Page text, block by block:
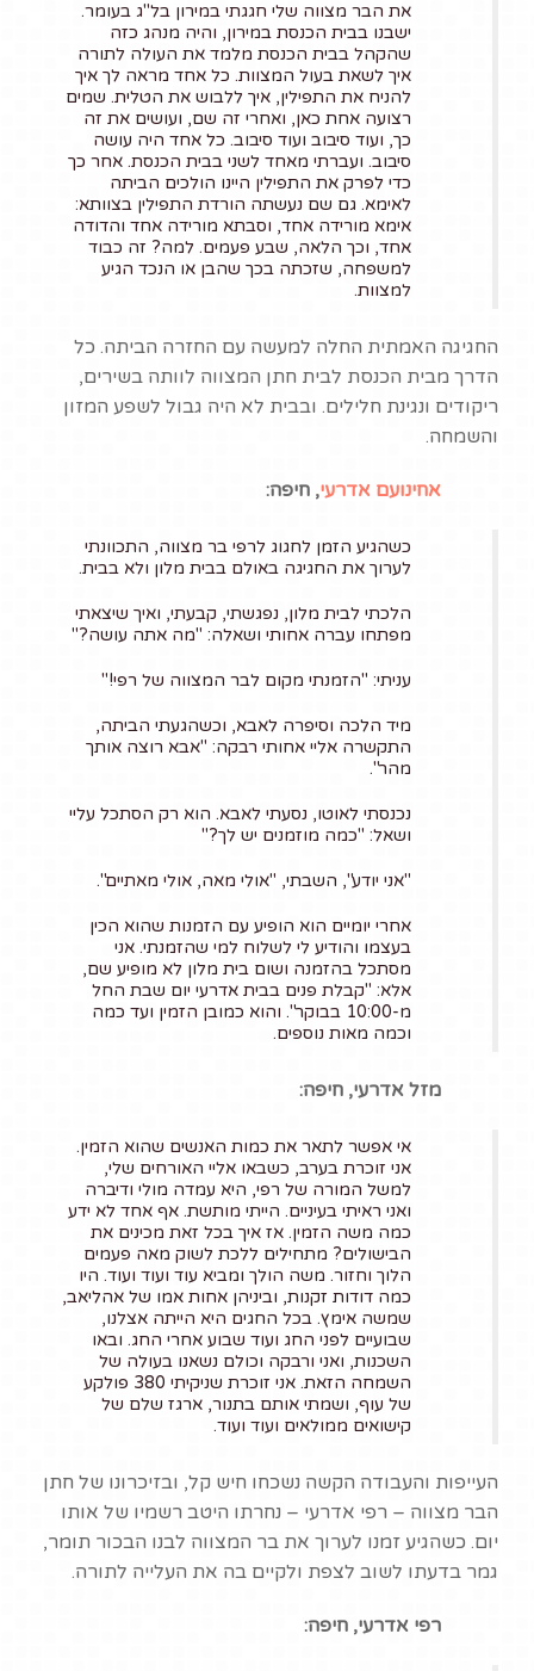
את הבר מצווה שלי חגגתי במירון בל"ג בעומר.
ישבנו בבית הכנסת במירון, והיה מנהג כזה
שהקהל בבית הכנסת מלמד את העולה לתורה
איך לשאת בעול המצוות. כל אחד מראה לך איך
להניח את התפילין, איך ללבוש את הטלית. שמים
רצועה אחת כאן, ואחרי זה שם, ועושים את זה
כך, ועוד סיבוב ועוד סיבוב. כל אחד היה עושה
סיבוב. ועברתי מאחד לשני בבית הכנסת. אחר כך
כדי לפרק את התפילין היינו הולכים הביתה
לאימא. גם שם נעשתה הורדת התפילין בצוותא:
אימא מורידה אחד, וסבתא מורידה אחד והדודה
אחד, וכך הלאה, שבע פעמים. למה? זה כבוד
למשפחה, שזכתה בכך שהבן או הנכד הגיע
למצוות.
החגיגה האמתית החלה למעשה עם החזרה הביתה. כל
הדרך מבית הכנסת לבית חתן המצווה לוותה בשירים,
ריקודים ונגינת חלילים. ובבית לא היה גבול לשפע המזון
והשמחה.
אחינועם אדרעי, חיפה:
כשהגיע הזמן לחגוג לרפי בר מצווה, התכוונתי
לערוך את החגיגה באולם בבית מלון ולא בבית.
הלכתי לבית מלון, נפגשתי, קבעתי, ואיך שיצאתי
מפתחו עברה אחותי ושאלה: "מה אתה עושה?"
עניתי: "הזמנתי מקום לבר המצווה של רפי!"
מיד הלכה וסיפרה לאבא, וכשהגעתי הביתה,
התקשרה אליי אחותי רבקה: "אבא רוצה אותך
מהר".
נכנסתי לאוטו, נסעתי לאבא. הוא רק הסתכל עליי
ושאל: "כמה מוזמנים יש לך?"
"אני יודע", השבתי, "אולי מאה, אולי מאתיים".
אחרי יומיים הוא הופיע עם הזמנות שהוא הכין
בעצמו והודיע לי לשלוח למי שהזמנתי. אני
מסתכל בהזמנה ושום בית מלון לא מופיע שם,
אלא: "קבלת פנים בבית אדרעי יום שבת החל
מ-10:00 בבוקר". והוא כמובן הזמין ועד כמה
וכמה מאות נוספים.
מזל אדרעי, חיפה:
אי אפשר לתאר את כמות האנשים שהוא הזמין.
אני זוכרת בערב, כשבאו אליי האורחים שלי,
למשל המורה של רפי, היא עמדה מולי ודיברה
ואני ראיתי בעיניים. הייתי מותשת. אף אחד לא ידע
כמה משה הזמין. אז איך בכל זאת מכינים את
הבישולים? מתחילים ללכת לשוק מאה פעמים
הלוך וחזור. משה הולך ומביא עוד ועוד ועוד. היו
כמה דודות זקנות, וביניהן אחות אמו של אהליאב,
שמשה אימץ. בכל החגים היא הייתה אצלנו,
שבועיים לפני החג ועוד שבוע אחרי החג. ובאו
השכנות, ואני ורבקה וכולם נשאנו בעולה של
השמחה הזאת. אני זוכרת שניקיתי 380 פולקע
של עוף, ושמתי אותם בתנור, ארגז שלם של
קישואים ממולאים ועוד ועוד.
העייפות והעבודה הקשה נשכחו חיש קל, ובזיכרונו של חתן
הבר מצווה – רפי אדרעי – נחרתו היטב רשמיו של אותו
יום. כשהגיע זמנו לערוך את בר המצווה לבנו הבכור תומר,
גמר בדעתו לשוב לצפת ולקיים בה את העלייה לתורה.
רפי אדרעי, חיפה:
הכפתור המתאים בערכת
ההנגשה הנגללת בצד
האתר ונפתחת בלחיצה
על הסמלון של כסא
הגלגלים.
הקישורים באתר ברורים
ומכילים הסבר להיכן הם
מקשרים.
לחיצה על הכפתור
את כל קישורי האתר בקו
תחתון.
אנימציות ותכנים
ההנגשה שבצד האתר ,
אחת את כל התכנים
או תכנים המכילים תנועה
מהירה (אנימציות, טקסט
נע).
הראיה שבנינו יכולים
ההנגשה בצדו הימני של
האתר כולו לגוונים של
שחור ולבן, השני מעביר
את האתר כולו למצב של
ניגודיות גבוהה.
× סגירת חלונית ההצהרה